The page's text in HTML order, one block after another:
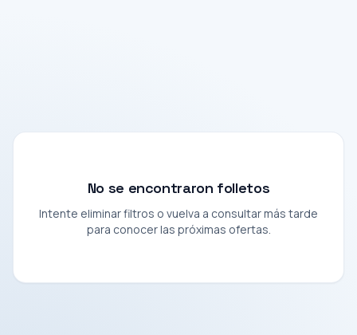
No se encontraron folletos
Intente eliminar filtros o vuelva a consultar más tarde
para conocer las próximas ofertas.